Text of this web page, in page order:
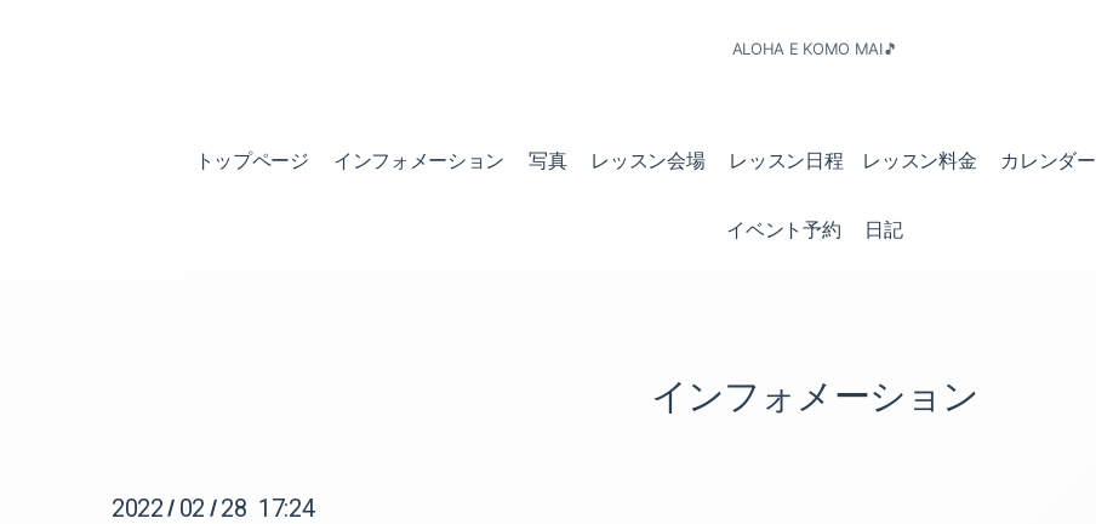
ALOHA E KOMO MAI🎵
トップページ インフォメーション 写真 レッスン会場 レッスン日程 レッスン料金 カレンダー
イベント予約 日記
インフォメーション
2022 / 02 / 28 17:24